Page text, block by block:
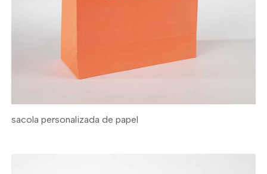
sacola personalizada de papel